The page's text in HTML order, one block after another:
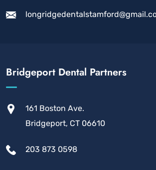
Bridgeport Dental Partners
161 Boston Ave.
Bridgeport, CT 06610
203 873 0598